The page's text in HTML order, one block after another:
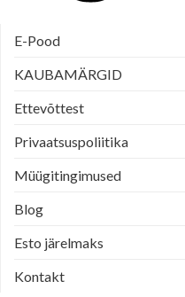
E-Pood
KAUBAMÄRGID
Ettevõttest
Privaatsuspoliitika
Müügitingimused
Blog
Esto järelmaks
Kontakt